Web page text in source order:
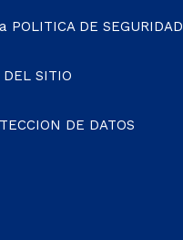
POLITICA DE SEGURIDAD
DEL SITIO
DE DATOS